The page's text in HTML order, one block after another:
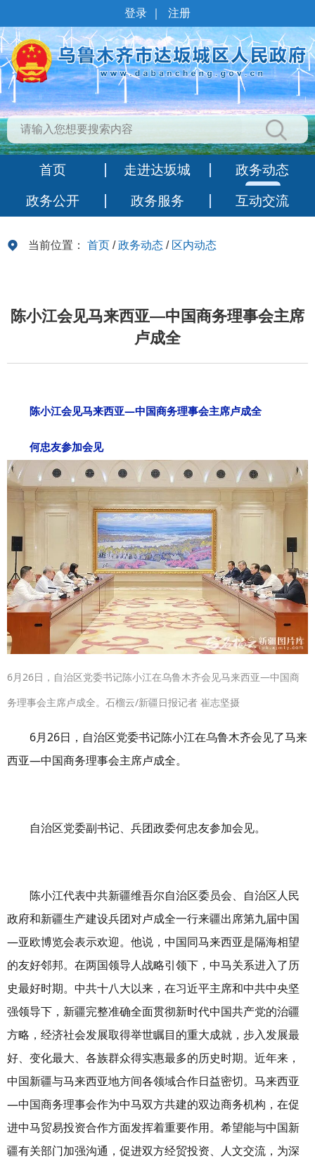
登录 注册
首页 走进达坂城 政务动态
政务公开 政务服务 互动交流
当前位置： 首页 /政务动态 / 区内动态
陈小江会见马来西亚—中国商务理事会主席
卢成全
陈小江会见马来西亚—中国商务理事会主席卢成全
何忠友参加会见
6月26日，自治区党委书记陈小江在乌鲁木齐会见马来西亚—中国商
务理事会主席卢成全。石榴云/新疆日报记者 崔志坚摄
6月26日，自治区党委书记陈小江在乌鲁木齐会见了马来
西亚—中国商务理事会主席卢成全。
自治区党委副书记、兵团政委何忠友参加会见。
陈小江代表中共新疆维吾尔自治区委员会、自治区人民
政府和新疆生产建设兵团对卢成全一行来疆出席第九届中国
—亚欧博览会表示欢迎。他说，中国同马来西亚是隔海相望
的友好邻邦。在两国领导人战略引领下，中马关系进入了历
史最好时期。中共十八大以来，在习近平主席和中共中央坚
强领导下，新疆完整准确全面贯彻新时代中国共产党的治疆
方略，经济社会发展取得举世瞩目的重大成就，步入发展最
好、变化最大、各族群众得实惠最多的历史时期。近年来，
中国新疆与马来西亚地方间各领域合作日益密切。马来西亚
—中国商务理事会作为中马双方共建的双边商务机构，在促
进中马贸易投资合作方面发挥着重要作用。希望能与中国新
疆有关部门加强沟通，促进双方经贸投资、人文交流，为深